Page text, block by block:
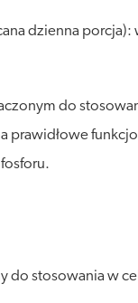
dzienna
do
prawidłowe
stosowania w